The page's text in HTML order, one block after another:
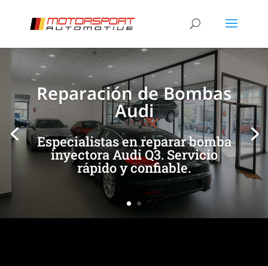
Reparación de Bombas
Audi
Especialistas en reparar bomba
inyectora Audi Q3. Servicio
rápido y confiable.
[/et_pb_slide][/et_pb_slide]